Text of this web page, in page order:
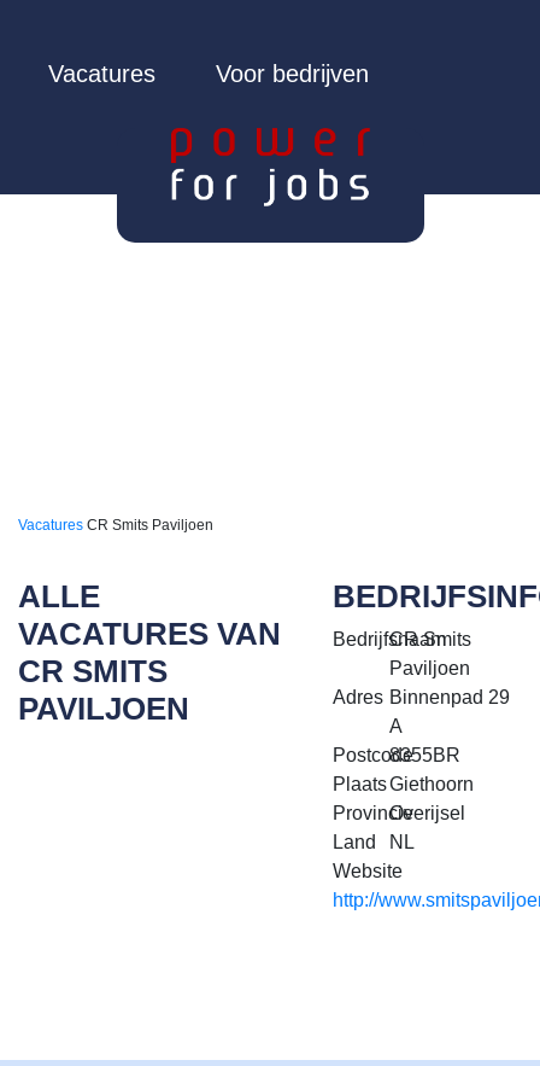
Vacatures Voor bedrijven
Vacatures CR Smits Paviljoen
ALLE
VACATURES VAN
CR SMITS
PAVILJOEN
Bedrijfsnaam
CR Smits
Paviljoen
Adres Binnenpad 29
A
Postcode8355BR
PlaatsGiethoorn
ProvincieOverijsel
Land
NL
Website
http://